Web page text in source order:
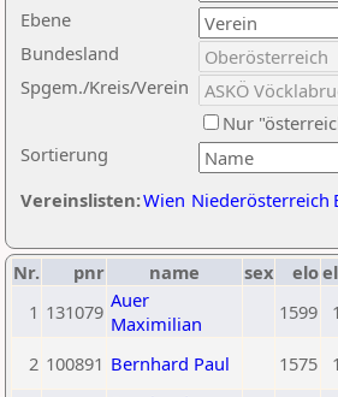
Ebene
Sortierung
Bundesland
Spgem./Kreis/Verein
Nur
Vereinslisten:Wien Niederösterreich
Nr. pnr name sex elo
1 131079 Auer
Maximilian
1599
2 100891 Bernhard Paul 1575